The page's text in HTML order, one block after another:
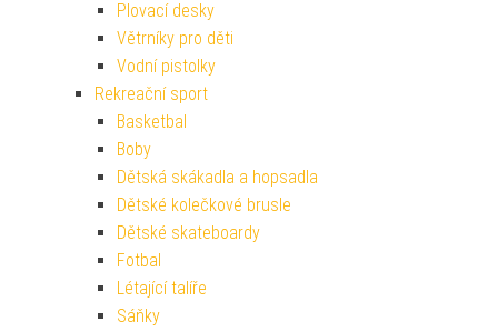
Plovací desky
Větrníky pro děti
Vodní pistolky
Rekreační sport
Basketbal
Boby
Dětská skákadla a hopsadla
Dětské kolečkové brusle
Dětské skateboardy
Fotbal
Létající talíře
Sáňky